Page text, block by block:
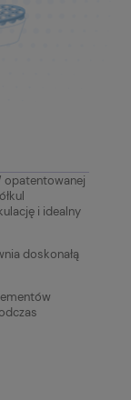
opatentowanej
i idealny
doskonałą